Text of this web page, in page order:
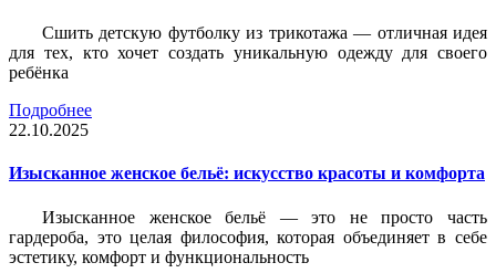
Сшить детскую футболку из трикотажа — отличная идея
для тех, кто хочет создать уникальную одежду для своего
ребёнка
Подробнее
22.10.2025
Изысканное женское бельё: искусство красоты и комфорта
Изысканное женское бельё — это не просто часть
гардероба, это целая философия, которая объединяет в себе
эстетику, комфорт и функциональность